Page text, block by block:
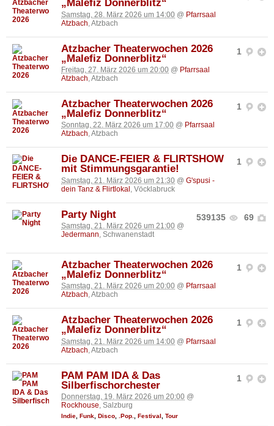
„Malefiz Donnerblitz“
Samstag, 28. März 2026 um 14:00 @ Pfarrsaal
Atzbach , Atzbach
1
Atzbacher Theaterwochen 2026
„Malefiz Donnerblitz“
Freitag, 27. März 2026 um 20:00 @ Pfarrsaal
Atzbach, Atzbach
1
Atzbacher Theaterwochen 2026
„Malefiz Donnerblitz“
Sonntag, 22. März 2026 um 17:00 @ Pfarrsaal
Atzbach, Atzbach
1
Die DANCE-FEIER & FLIRTSHOW
mit Stimmungsgarantie!
Samstag, 21. März 2026 um 21:30 @ G'spusi -
dein Tanz & Flirtlokal , Vöcklabruck
539135 69
Party Night
Samstag, 21. März 2026 um 21:00 @
Jedermann, Schwanenstadt
1
Atzbacher Theaterwochen 2026
„Malefiz Donnerblitz“
Samstag, 21. März 2026 um 20:00 @ Pfarrsaal
Atzbach, Atzbach
1
Atzbacher Theaterwochen 2026
„Malefiz Donnerblitz“
Samstag, 21. März 2026 um 14:00 @ Pfarrsaal
Atzbach , Atzbach
1
PAM PAM IDA & Das
Silberfischorchester
Donnerstag, 19. März 2026 um 20:00 @
Rockhouse, Salzburg
Indie Funk Disco .Pop. Festival Tour